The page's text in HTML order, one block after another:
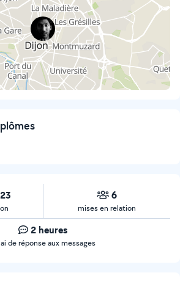
6
mises en relation
2 heures
de réponse aux messages